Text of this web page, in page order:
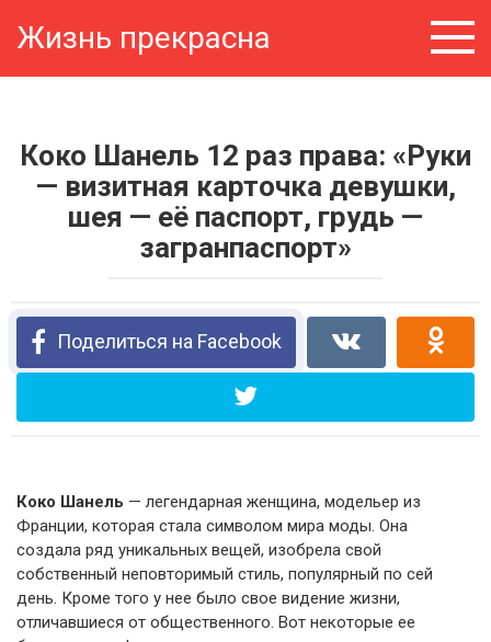
Жизнь прекрасна
Коко Шанель 12 раз права: «Руки
— визитная карточка девушки,
шея — её паспорт, грудь —
загранпаспорт»
Поделиться на Facebook
Коко Шанель — легендарная женщина, модельер из
Франции, которая стала символом мира моды. Она
создала ряд уникальных вещей, изобрела свой
собственный неповторимый стиль, популярный по сей
день. Кроме того у нее было свое видение жизни,
отличавшиеся от общественного. Вот некоторые ее